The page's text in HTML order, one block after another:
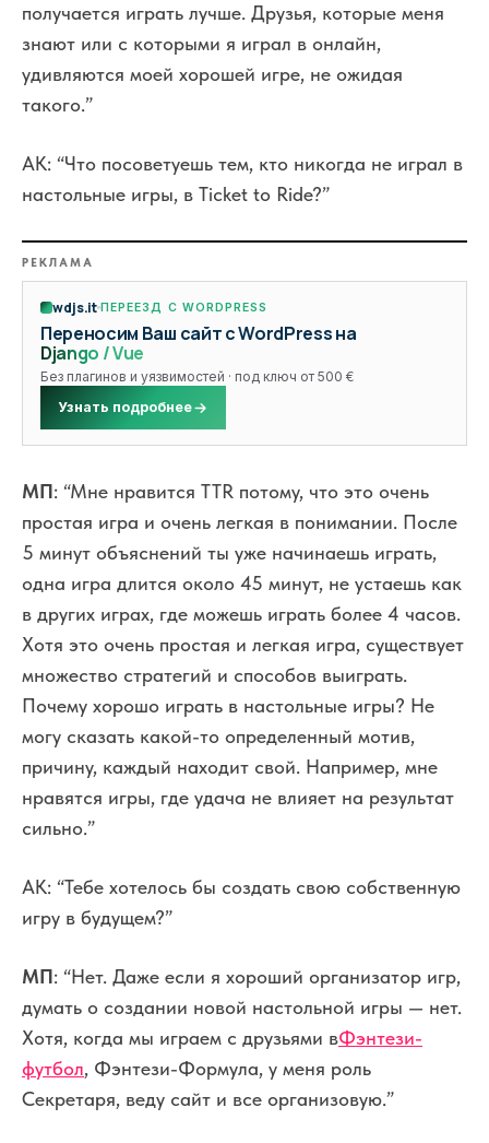
получается играть лучше. Друзья, которые меня
знают или с которыми я играл в онлайн,
удивляются моей хорошей игре, не ожидая
такого.”
АК: “Что посоветуешь тем, кто никогда не играл в
настольные игры, в Ticket to Ride?”
РЕКЛАМА
wdjs.it ПЕРЕЕЗД С WORDPRESS
Переносим Ваш сайт с WordPress на
Django / Vue
Без плагинов и уязвимостей · под ключ от 500 €
Узнать подробнее
МП: “Мне нравится TTR потому, что это очень
простая игра и очень легкая в понимании. После
5 минут объяснений ты уже начинаешь играть,
одна игра длится около 45 минут, не устаешь как
в других играх, где можешь играть более 4 часов.
Хотя это очень простая и легкая игра, существует
множество стратегий и способов выиграть.
Почему хорошо играть в настольные игры? Не
могу сказать какой-то определенный мотив,
причину, каждый находит свой. Например, мне
нравятся игры, где удача не влияет на результат
сильно.”
АК: “Тебе хотелось бы создать свою собственную
игру в будущем?”
МП: “Нет. Даже если я хороший организатор игр,
думать о создании новой настольной игры — нет.
Хотя, когда мы играем с друзьями вФэнтези-
футбол, Фэнтези-Формула, у меня роль
Секретаря, веду сайт и все организовую.”